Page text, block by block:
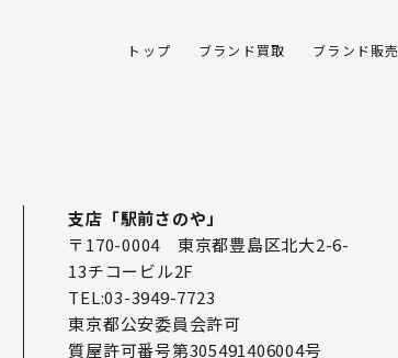
トップ ブランド買取 ブランド販売
支店「駅前さのや」
〒170-0004 東京都豊島区北大2-6-
13チコービル2F
TEL:03-3949-7723
東京都公安委員会許可
質屋許可番号第305491406004号